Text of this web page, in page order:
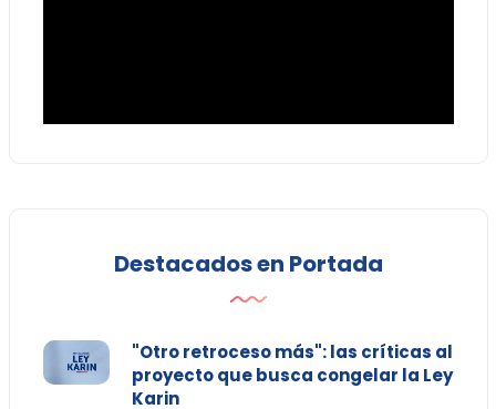
Destacados en Portada
"Otro retroceso más": las críticas al
proyecto que busca congelar la Ley
Karin